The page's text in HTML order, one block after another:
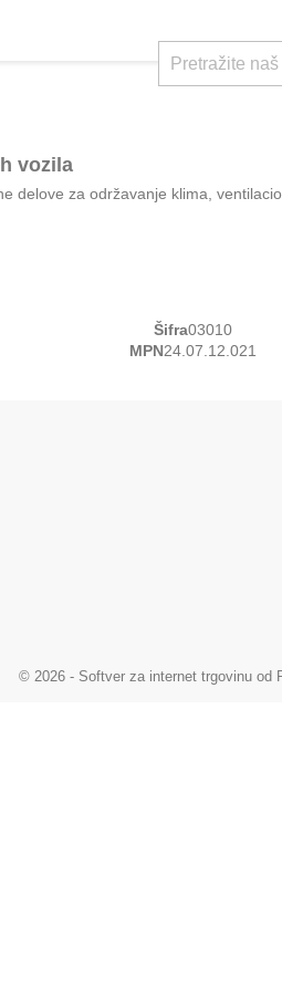
vozila
za održavanje klima,
Šifra03010
MPN24.07.12.021
© 2026 - Softver za internet trgovinu od